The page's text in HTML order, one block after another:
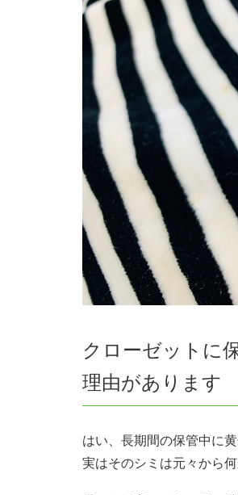
クローゼットに
理由があります
はい、長期間の保管中に
実はそのシミは元々から